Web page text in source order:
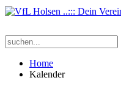
Home
Kalender